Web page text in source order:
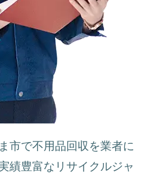
市で不用品回収を業者に
績豊富なリサイクルジャ